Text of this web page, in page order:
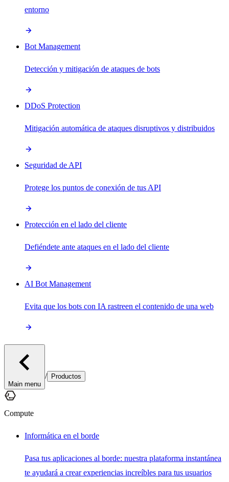
entorno
Bot Management
Detección y mitigación de ataques de bots
DDoS Protection
Mitigación automática de ataques disruptivos y distribuidos
Seguridad de API
Protege los puntos de conexión de tus API
Protección en el lado del cliente
Defiéndete ante ataques en el lado del cliente
AI Bot Management
Evita que los bots con IA rastreen el contenido de una web
Main menu
/ Productos
Compute
Informática en el borde
Pasa tus aplicaciones al borde: nuestra plataforma instantánea
te ayudará a crear experiencias increíbles para tus usuarios